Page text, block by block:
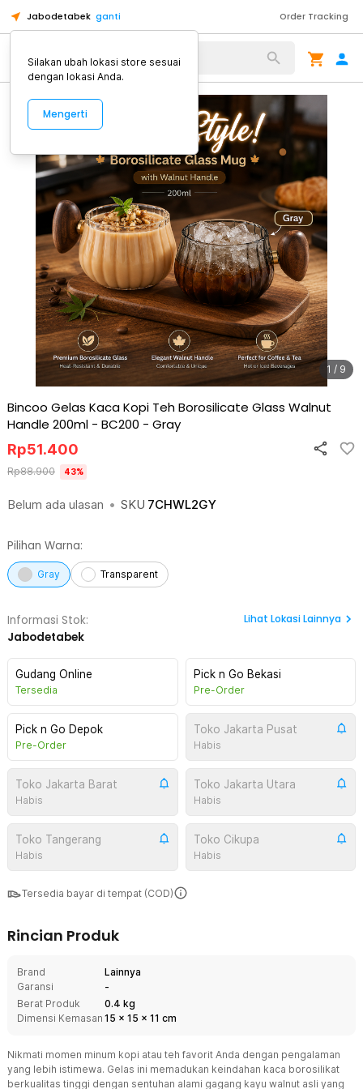
Jabodetabek ganti Order Tracking
Alat Kopi
1 / 9
Bincoo Gelas Kaca Kopi Teh Borosilicate Glass Walnut
Handle 200ml - BC200 - Gray
Belum ada ulasan • SKU 7CHWL2GY
Rp51.400
Rp88.900 43%
Pilihan Warna:
Gray Transparent
Informasi Stok:
Jabodetabek
Lihat Lokasi Lainnya
Gudang Online
Tersedia
Pick n Go Bekasi
Pre-Order
Pick n Go Depok
Pre-Order
Toko Jakarta Pusat
Habis
Toko Jakarta Barat
Habis
Toko Jakarta Utara
Habis
Toko Tangerang
Habis
Toko Cikupa
Habis
Tersedia bayar di tempat (COD)
Rincian Produk
Brand
Lainnya
Garansi
-
Berat Produk
0.4 kg
Dimensi Kemasan 15 x 15 x 11 cm
Nikmati momen minum kopi atau teh favorit Anda dengan pengalaman
yang lebih istimewa. Gelas ini memadukan keindahan kaca borosilikat
berkualitas tinggi dengan sentuhan alami gagang kayu walnut asli yang
Silakan ubah lokasi store sesuai
dengan lokasi Anda.
Mengerti